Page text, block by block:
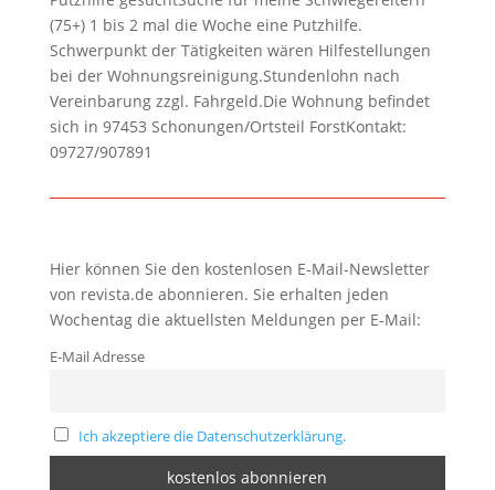
(75+) 1 bis 2 mal die Woche eine Putzhilfe.
Schwerpunkt der Tätigkeiten wären Hilfestellungen
bei der Wohnungsreinigung.Stundenlohn nach
Vereinbarung zzgl. Fahrgeld.Die Wohnung befindet
sich in 97453 Schonungen/Ortsteil ForstKontakt:
09727/907891
Hier können Sie den kostenlosen E-Mail-Newsletter
von revista.de abonnieren. Sie erhalten jeden
Wochentag die aktuellsten Meldungen per E-Mail:
E-Mail Adresse
Ich akzeptiere die Datenschutzerklärung.